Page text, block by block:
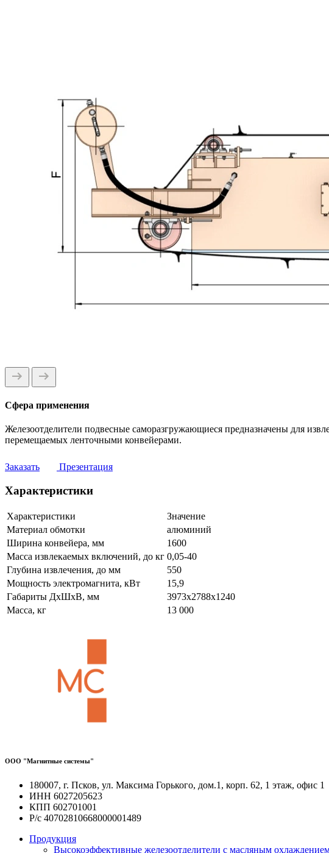
Сфера применения
Железоотделители подвесные саморазгружающиеся предназначены для
перемещаемых ленточными конвейерами.
Заказать Презентация
Характеристики
Характеристики
Значение
Материал обмотки
алюминий
Ширина конвейера, мм
1600
Масса извлекаемых включений, до кг 0,05-40
Глубина извлечения, до мм
550
Мощность электромагнита, кВт
15,9
Габариты ДхШхВ, мм
3973х2788х1240
Масса, кг
13 000
ООО "Магнитные системы"
180007, г. Псков, ул. Максима Горького, дом.1, корп. 62, 1 этаж, офис 1
ИНН 6027205623
КПП 602701001
Р/с 40702810668000001489
Продукция
Высокоэффективные железоотделители с масляным